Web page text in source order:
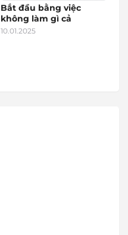
Bắt đầu bằng việc
không làm gì cả
10.01.2025